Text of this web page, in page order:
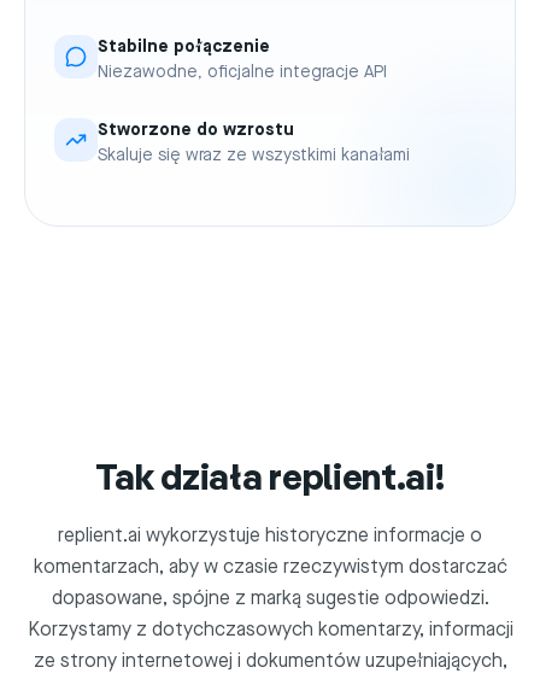
Stabilne połączenie
Niezawodne, oficjalne integracje API
Stworzone do wzrostu
Skaluje się wraz ze wszystkimi kanałami
Tak działa replient.ai!
replient.ai wykorzystuje historyczne informacje o
komentarzach, aby w czasie rzeczywistym dostarczać
dopasowane, spójne z marką sugestie odpowiedzi.
Korzystamy z dotychczasowych komentarzy, informacji
ze strony internetowej i dokumentów uzupełniających,